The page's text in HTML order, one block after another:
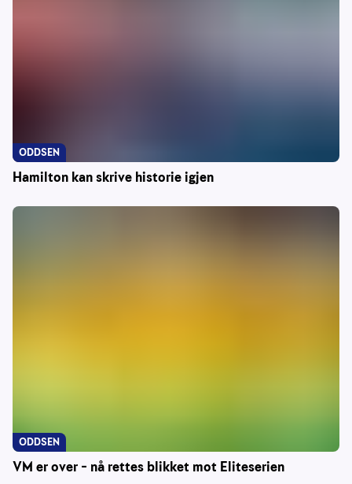
Hamilton kan skrive historie igjen
ODDSEN
VM er over – nå rettes blikket mot Eliteserien
ODDSEN